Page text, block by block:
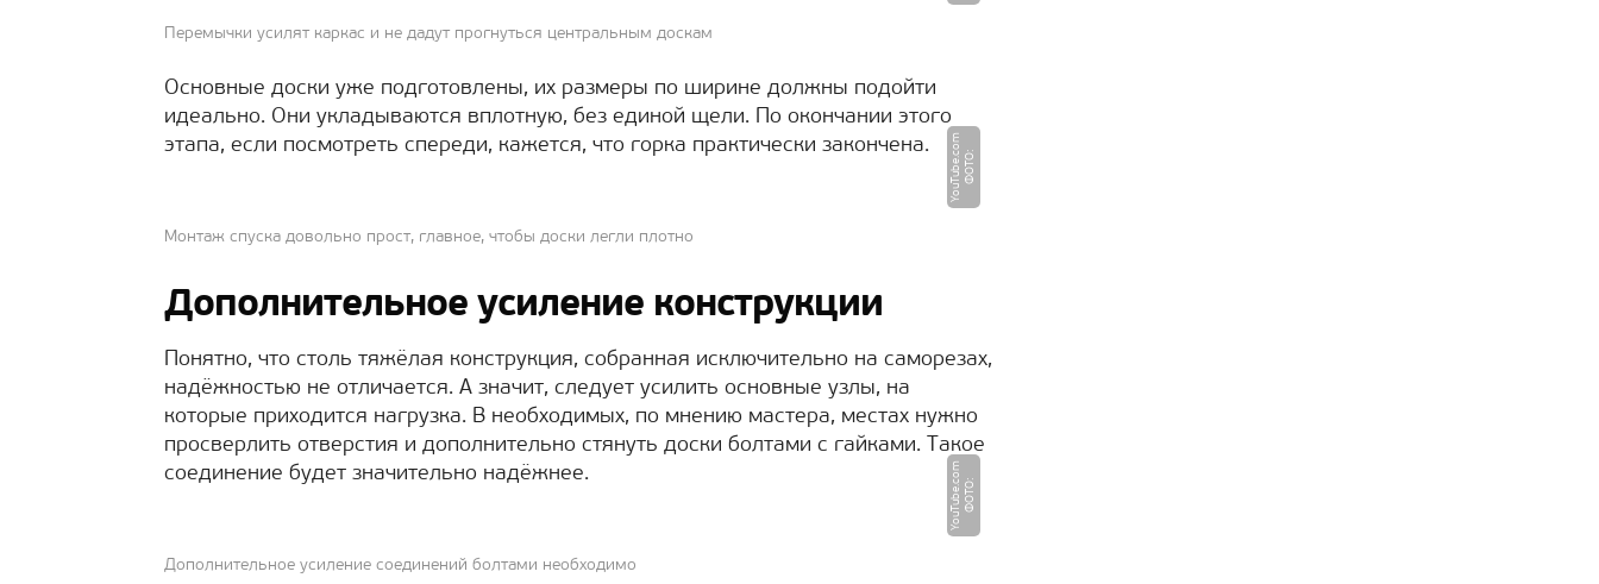
Перемычки усилят каркас и не дадут прогнуться центральным доскам
Основные доски уже подготовлены, их размеры по ширине должны подойти
идеально. Они укладываются вплотную, без единой щели. По окончании этого
этапа, если посмотреть спереди, кажется, что горка практически закончена.
Ф
О
Т
О
:
Y
o
u
T
u
b
e.
c
o
m
Монтаж спуска довольно прост, главное, чтобы доски легли плотно
Дополнительное усиление конструкции
Понятно, что столь тяжёлая конструкция, собранная исключительно на саморезах,
надёжностью не отличается. А значит, следует усилить основные узлы, на
которые приходится нагрузка. В необходимых, по мнению мастера, местах нужно
просверлить отверстия и дополнительно стянуть доски болтами с гайками. Такое
соединение будет значительно надёжнее.
Ф
О
Т
О
:
Y
o
u
T
u
b
e.
c
o
m
Дополнительное усиление соединений болтами необходимо